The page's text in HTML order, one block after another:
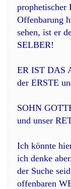
prophetischer
Offenbarung
sehen, ist er
SELBER!
ER IST DAS
der ERSTE
SOHN
und unser
Ich könnte
ich denke
der Suche
offenbaren